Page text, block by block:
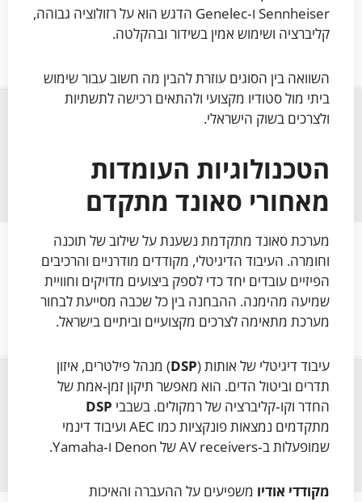
Sennheiser ו‑Genelec הדגש הוא על רזולוציה גבוהה,
קליברציה ושימוש אמין בשידור ובהקלטה.
השוואה בין הסוגים עוזרת להבין מה חשוב עבור שימוש
ביתי מול סטודיו מקצועי ולהתאים רכישה לתשתיות
ולצרכים בשוק הישראלי.
הטכנולוגיות העומדות
מאחורי סאונד מתקדם
מערכת סאונד מתקדמת נשענת על שילוב של תוכנה
וחומרה. העיבוד הדיגיטלי, מקודדים מודרניים והרכיבים
הפיזיים עובדים יחד כדי לספק ביצועים מדויקים וחוויית
שמיעה מהימנה. ההבחנה בין כל שכבה מסייעת לבחור
מערכת מתאימה לצרכים מקצועיים וביתיים בישראל.
עיבוד דיגיטלי של אותות (DSP) מנהל פילטרים, איזון
תדרים וביטול הדים. הוא מאפשר תיקון זמן‑אמת של
החדר וקו‑קליברציה של רמקולים. בשבבי DSP
מתקדמים נמצאות פונקציות כמו AEC ועיבוד דינמי
שמופעלות ב‑AV receivers של Denon ו‑Yamaha.
מקודדי אודיו משפיעים על ההעברה והאיכות